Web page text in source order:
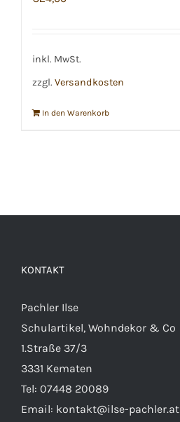
inkl. MwSt.
zzgl. Versandkosten
In den Warenkorb
KONTAKT
Pachler Ilse
Schulartikel, Wohndekor & Co
1.Straße 37/3
3331 Kematen
Tel: 07448 20089
Email: kontakt@ilse-pachler.at